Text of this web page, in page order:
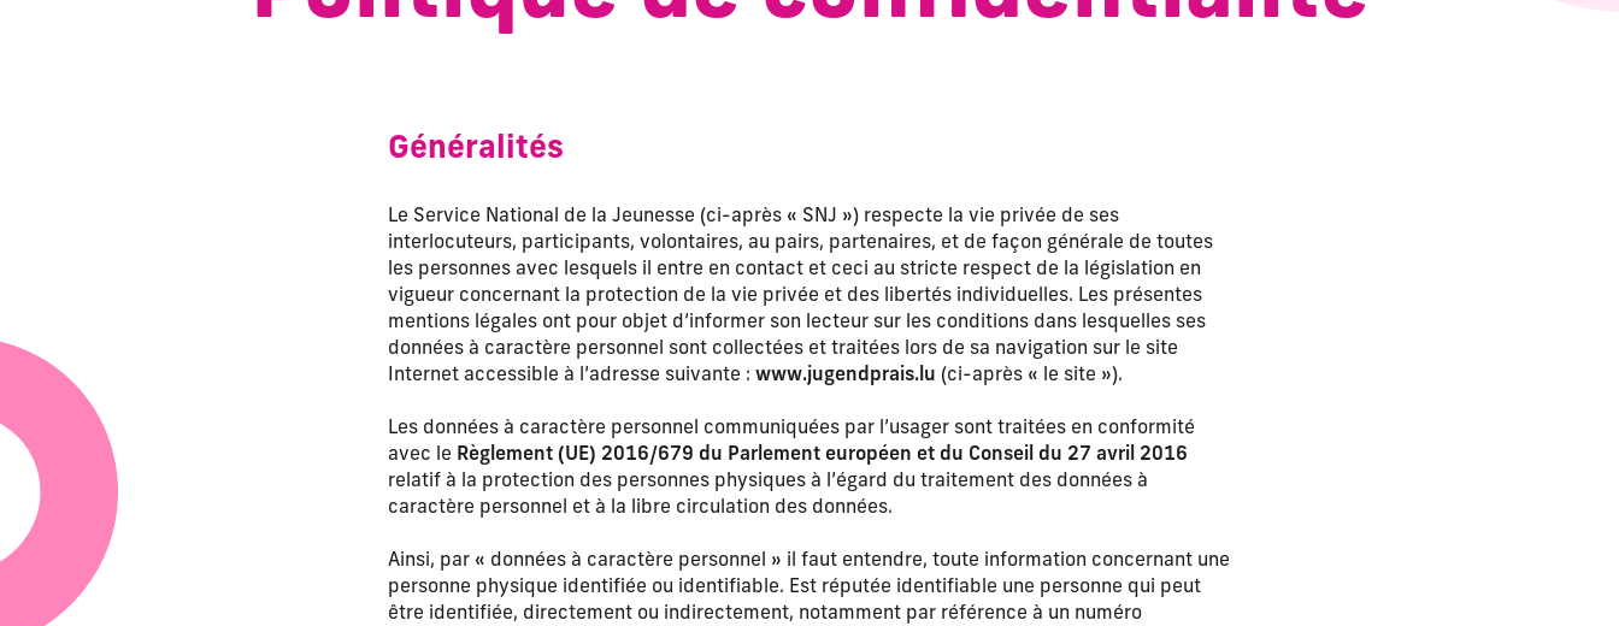
Généralités
Le Service National de la Jeunesse (ci-après « SNJ ») respecte la vie privée de ses
interlocuteurs, participants, volontaires, au pairs, partenaires, et de façon générale de toutes
les personnes avec lesquels il entre en contact et ceci au stricte respect de la législation en
vigueur concernant la protection de la vie privée et des libertés individuelles. Les présentes
mentions légales ont pour objet d’informer son lecteur sur les conditions dans lesquelles ses
données à caractère personnel sont collectées et traitées lors de sa navigation sur le site
Internet accessible à l’adresse suivante : www.jugendprais.lu (ci-après « le site »).
Les données à caractère personnel communiquées par l’usager sont traitées en conformité
avec le Règlement (UE) 2016/679 du Parlement européen et du Conseil du 27 avril 2016
relatif à la protection des personnes physiques à l’égard du traitement des données à
caractère personnel et à la libre circulation des données.
Ainsi, par « données à caractère personnel » il faut entendre, toute information concernant une
personne physique identifiée ou identifiable. Est réputée identifiable une personne qui peut
être identifiée, directement ou indirectement, notamment par référence à un numéro